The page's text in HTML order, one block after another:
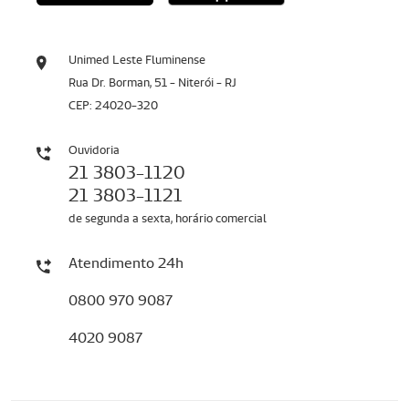
Unimed Leste Fluminense
Rua Dr. Borman, 51 - Niterói - RJ
CEP: 24020-320
Ouvidoria
21 3803-1120
21 3803-1121
de segunda a sexta, horário comercial
Atendimento 24h
0800 970 9087
4020 9087